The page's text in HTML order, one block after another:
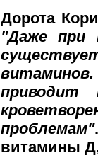
Дорота
"Даже при
приводит
проблемам".
витамины